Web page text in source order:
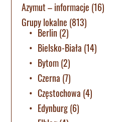
Azymut – informacje (16)
Grupy lokalne (813)
Berlin (2)
Bielsko-Biała (14)
Bytom(2)
Czerna (7)
Częstochowa (4)
Edynburg(6)